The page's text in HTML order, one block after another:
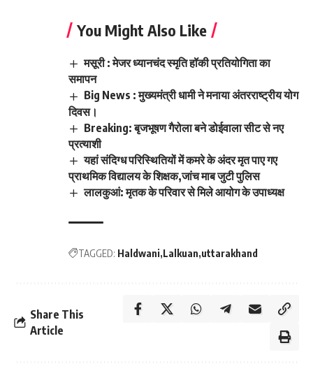
You Might Also Like
मसूरी : मेजर ध्यानचंद स्मृति हॉकी प्रतियोगिता का
समापन
Big News : मुख्यमंत्री धामी ने मनाया अंतरराष्ट्रीय योग
दिवस।
Breaking: बृजभूषण गैरोला बने डोईवाला सीट से नए
प्रत्याशी
यहां संदिग्ध परिस्थितियों में कमरे के अंदर मृत पाए गए
प्राथमिक विद्यालय के शिक्षक,जांच माब जुटी पुलिस
लालकुआं: मृतक के परिवार से मिले आयोग के उपाध्यक्ष
TAGGED: Haldwani Lalkuan uttarakhand
Share This
Article